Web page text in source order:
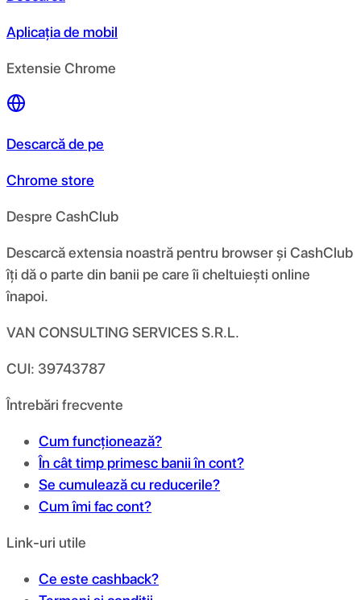
Aplicația de mobil
Extensie Chrome
Descarcă de pe
Chrome store
Despre CashClub
Descarcă extensia noastră pentru browser și CashClub
îți dă o parte din banii pe care îi cheltuiești online
înapoi.
VAN CONSULTING SERVICES S.R.L.
CUI: 39743787
Întrebări frecvente
Cum funcționează?
În cât timp primesc banii în cont?
Se cumulează cu reducerile?
Cum îmi fac cont?
Link-uri utile
Ce este cashback?